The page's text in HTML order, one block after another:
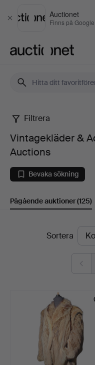
Stäng
Auctionet
Finns på
Vintagekläder
Accessoarer
på
Auctions
Filtrera
Vintagekläder &
Auctions
Bevaka sökning
Pågående auktioner(125)
PågåendeSortera